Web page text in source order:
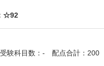
☆92
験科目数：- 配点合計：200